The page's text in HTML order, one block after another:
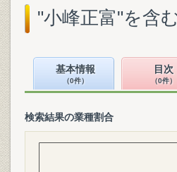
"小峰正富"を含
基本情報
（0件）
目次
（0件）
検索結果の業種割合